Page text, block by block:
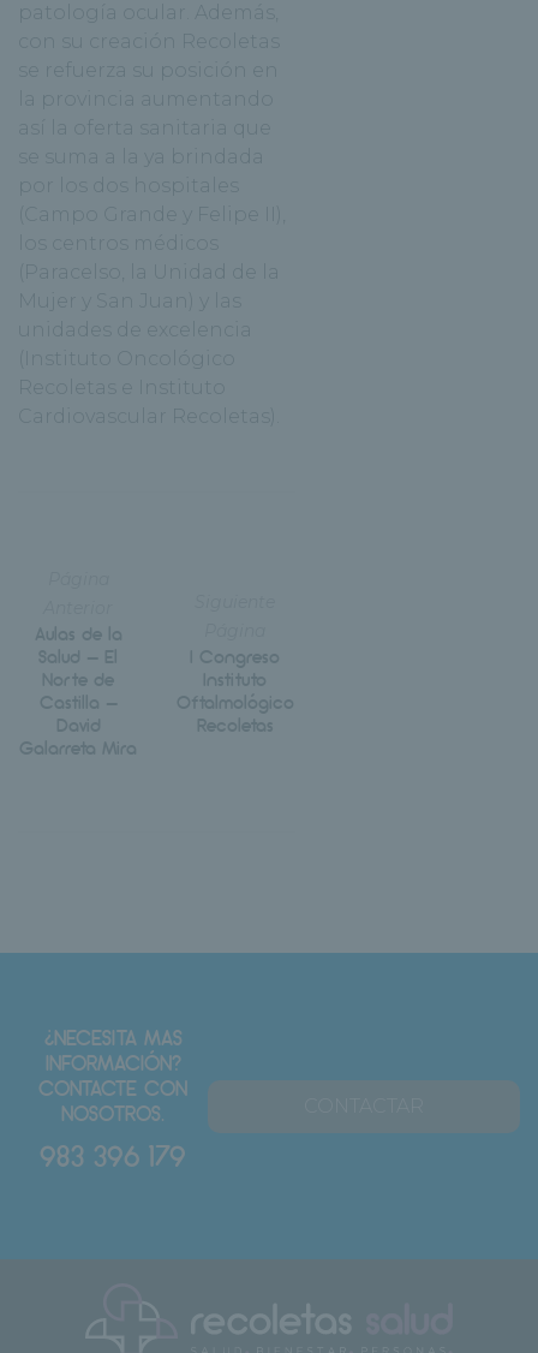
patología ocular. Además,
con su creación Recoletas
se refuerza su posición en
la provincia aumentando
así la oferta sanitaria que
se suma a la ya brindada
por los dos hospitales
(Campo Grande y Felipe II),
los centros médicos
(Paracelso, la Unidad de la
Mujer y San Juan) y las
unidades de excelencia
(Instituto Oncológico
Recoletas e Instituto
Cardiovascular Recoletas).
Aulas de la
Salud – El
Norte de
Castilla –
David
Galarreta Mira
I Congreso
Instituto
Oftalmológico
Recoletas
¿NECESITA MAS
INFORMACIÓN?
CONTACTE CON
NOSOTROS.
983 396 179